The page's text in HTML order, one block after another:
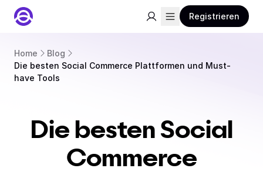
Registrieren
Home
Blog
Die besten Social Commerce Plattformen und Must-
have Tools
Die besten Social
Commerce